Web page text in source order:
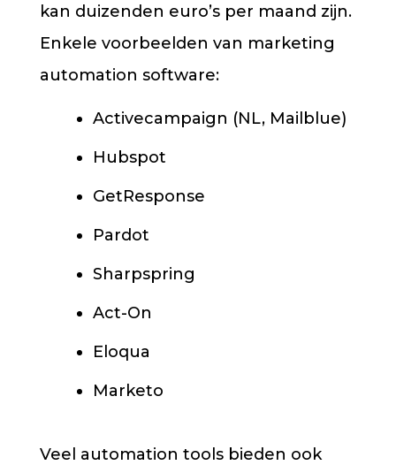
kan duizenden euro’s per maand zijn.
Enkele voorbeelden van marketing
automation software:
Activecampaign (NL, Mailblue)
Hubspot
GetResponse
Pardot
Sharpspring
Act-On
Eloqua
Marketo
Veel automation tools bieden ook